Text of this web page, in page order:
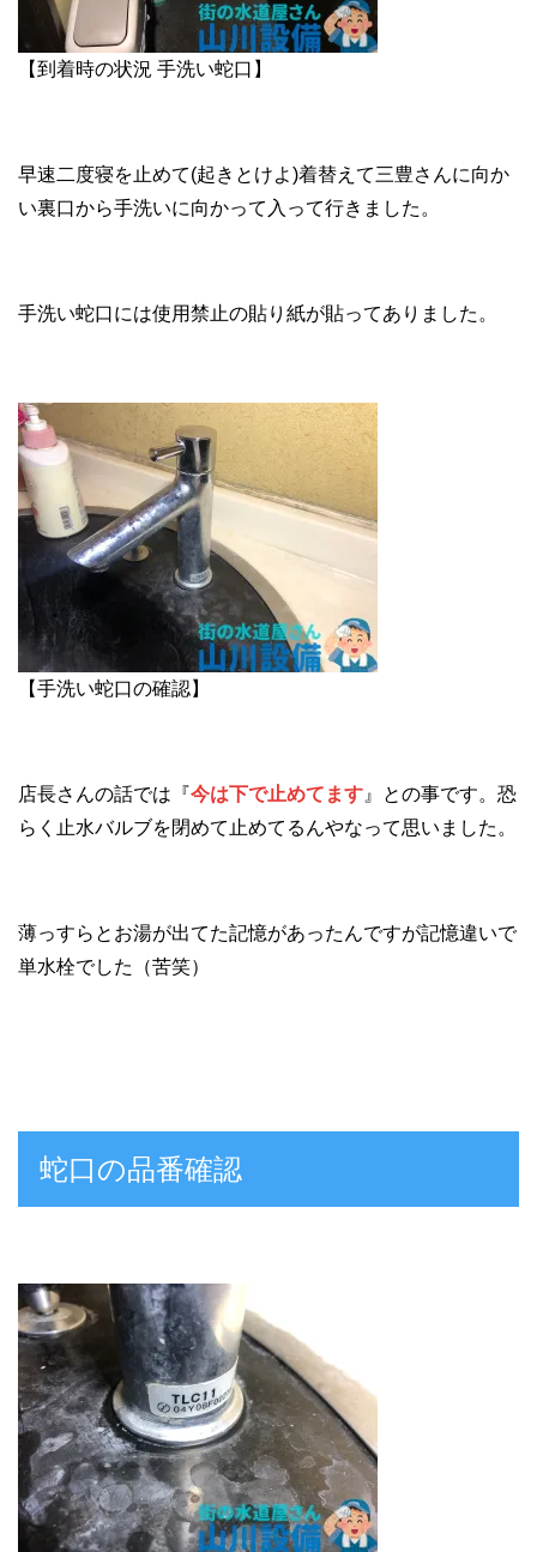
【到着時の状況 手洗い蛇口】
早速二度寝を止めて(起きとけよ)着替えて三豊さんに向か
い裏口から手洗いに向かって入って行きました。
手洗い蛇口には使用禁止の貼り紙が貼ってありました。
【手洗い蛇口の確認】
店長さんの話では『今は下で止めてます 』との事です。恐
らく止水バルブを閉めて止めてるんやなって思いました。
薄っすらとお湯が出てた記憶があったんですが記憶違いで
単水栓でした（苦笑）
蛇口の品番確認